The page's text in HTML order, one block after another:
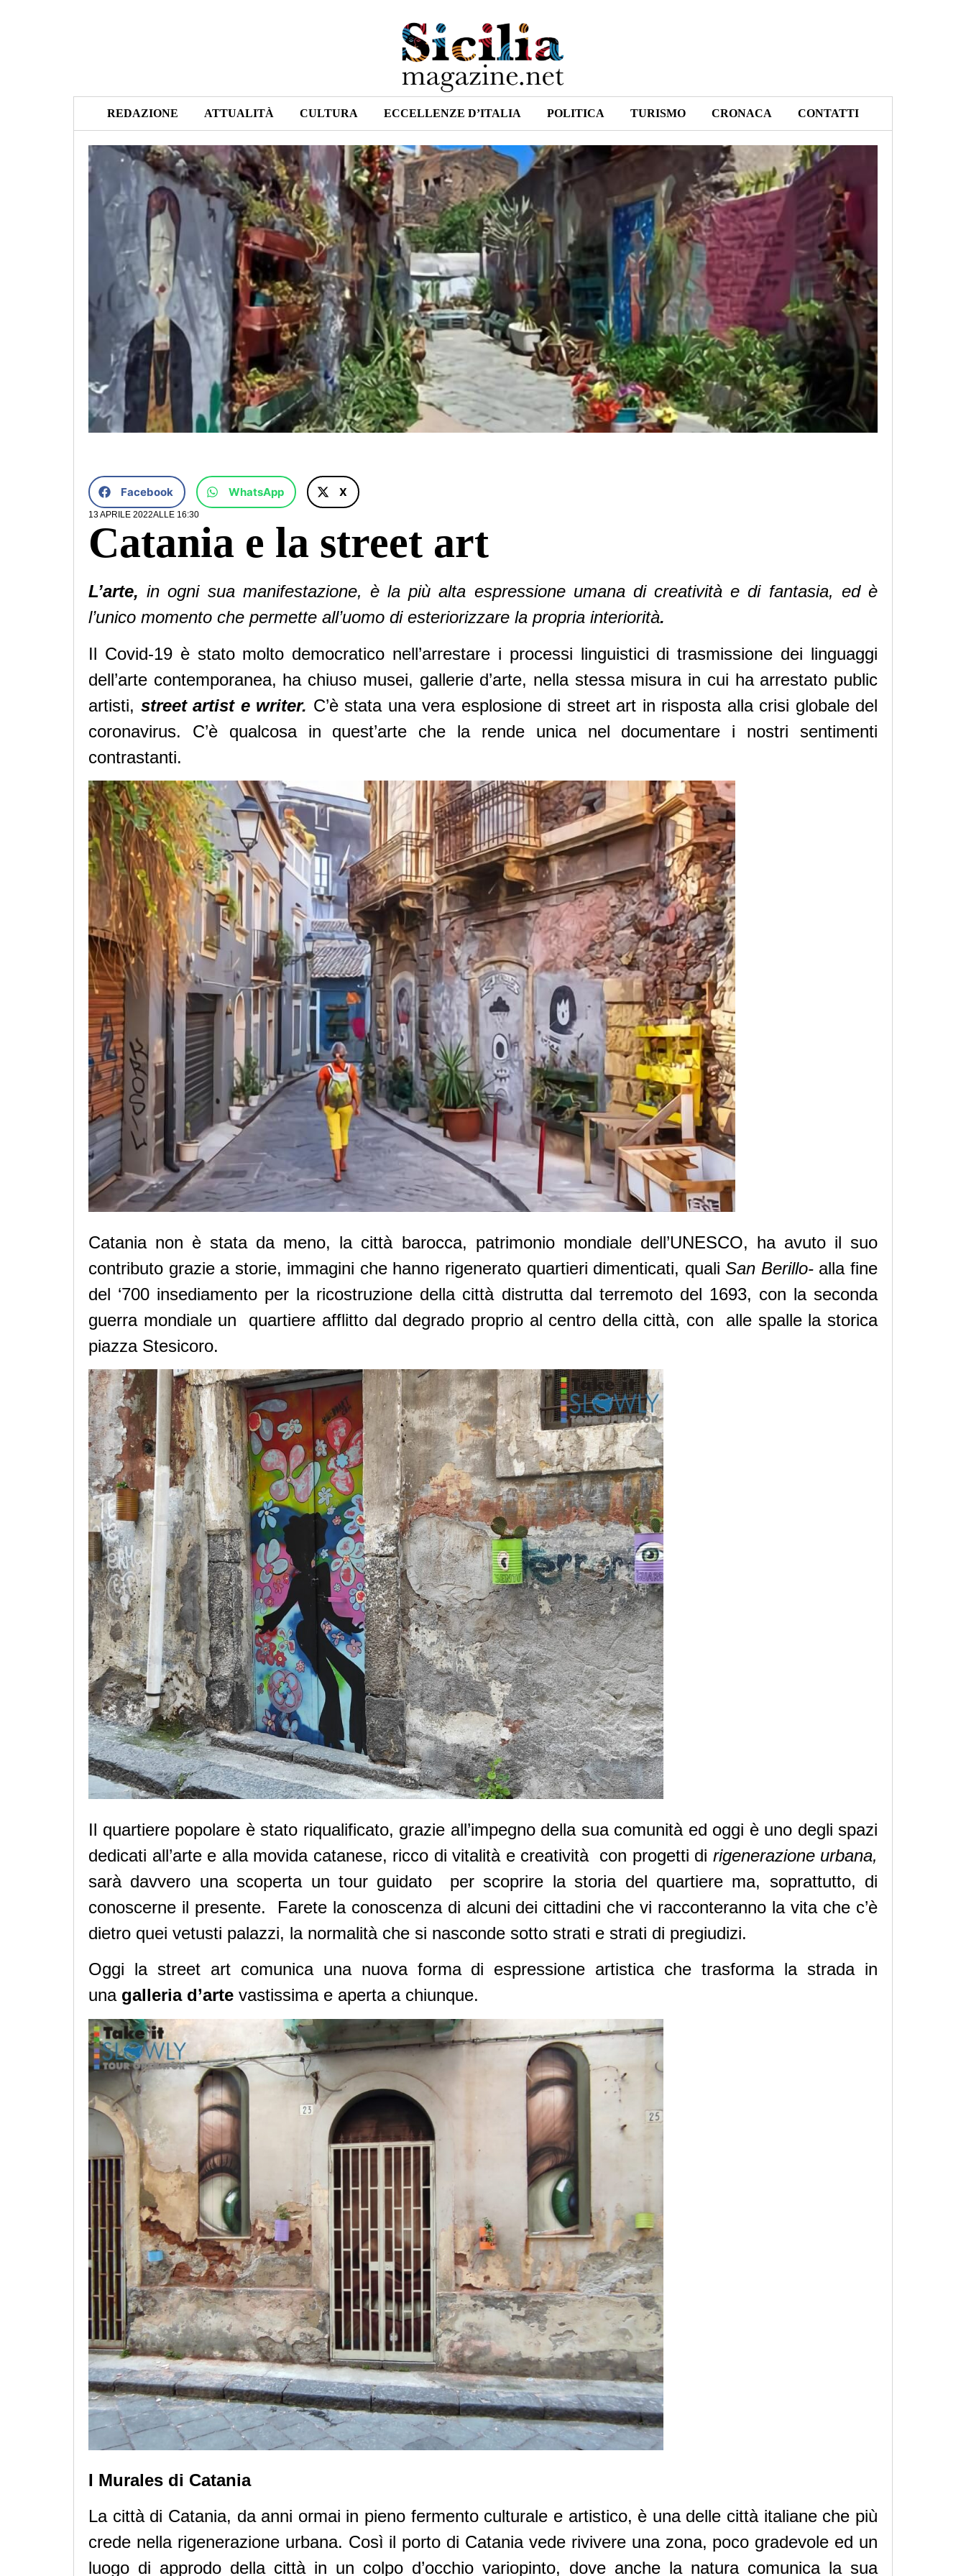
REDAZIONE ATTUALITÀ CULTURA ECCELLENZE D’ITALIA POLITICA TURISMO CRONACA CONTATTI
Facebook WhatsApp X
13 APRILE 2022ALLE 16:30
Catania e la street art
L’arte,in ogni sua manifestazione, è la più alta espressione umana di creatività e di fantasia, ed è
l’unico momento che permette all’uomo di esteriorizzare la propria interiorità.
Il Covid-19 è stato molto democratico nell’arrestare i processi linguistici di trasmissione dei linguaggi
dell’arte contemporanea, ha chiuso musei, gallerie d’arte, nella stessa misura in cui ha arrestato public
artisti, street artist e writer. C’è stata una vera esplosione di street art in risposta alla crisi globale del
coronavirus. C’è qualcosa in quest’arte che la rende unica nel documentare i nostri sentimenti
contrastanti.
Catania non è stata da meno, la città barocca, patrimonio mondiale dell’UNESCO, ha avuto il suo
contributo grazie a storie, immagini che hanno rigenerato quartieri dimenticati, qualiSan Berillo-alla fine
del ‘700 insediamento per la ricostruzione della città distrutta dal terremoto del 1693, con la seconda
guerra mondiale un quartiere afflitto dal degrado proprio al centro della città, con alle spalle la storica
piazza Stesicoro.
Il quartiere popolare è stato riqualificato, grazie all’impegno della sua comunità ed oggi è uno degli spazi
dedicati all’arte e alla movida catanese, ricco di vitalità e creatività con progetti di rigenerazione urbana,
sarà davvero una scoperta un tour guidato per scoprire la storia del quartiere ma, soprattutto, di
conoscerne il presente. Farete la conoscenza di alcuni dei cittadini che vi racconteranno la vita che c’è
dietro quei vetusti palazzi, la normalità che si nasconde sotto strati e strati di pregiudizi.
Oggi la street art comunica una nuova forma di espressione artistica che trasforma la strada in
una galleria d’arte vastissima e aperta a chiunque.
I Murales di Catania
La città di Catania, da anni ormai in pieno fermento culturale e artistico, è una delle città italiane che più
crede nella rigenerazione urbana. Così il porto di Catania vede rivivere una zona, poco gradevole ed un
luogo di approdo della città in un colpo d’occhio variopinto, dove anche la natura comunica la sua